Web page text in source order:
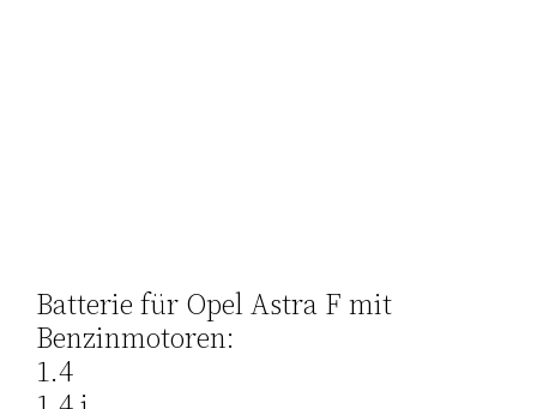
Batterie für Opel Astra F mit
Benzinmotoren:
1.4